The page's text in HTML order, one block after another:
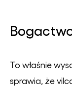
To właśnie
sprawia, że